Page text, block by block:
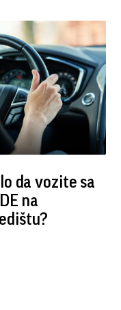
da vozite sa
na